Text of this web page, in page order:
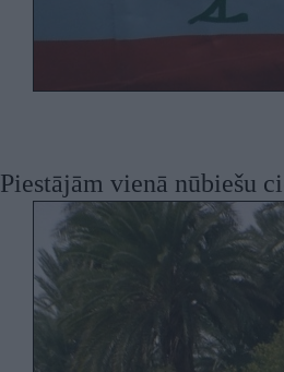
Piestājām vienā nūbiešu